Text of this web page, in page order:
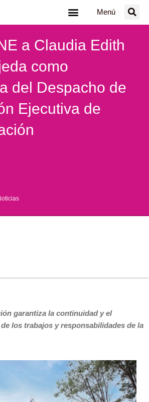
Menú
a Claudia Edith
como
del Despacho de
Ejecutiva de
garantiza la continuidad y el
los trabajos y responsabilidades de la